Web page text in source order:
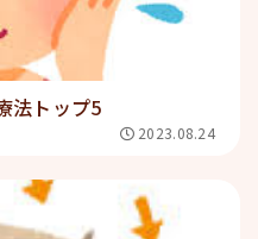
法トップ5
2023.08.24